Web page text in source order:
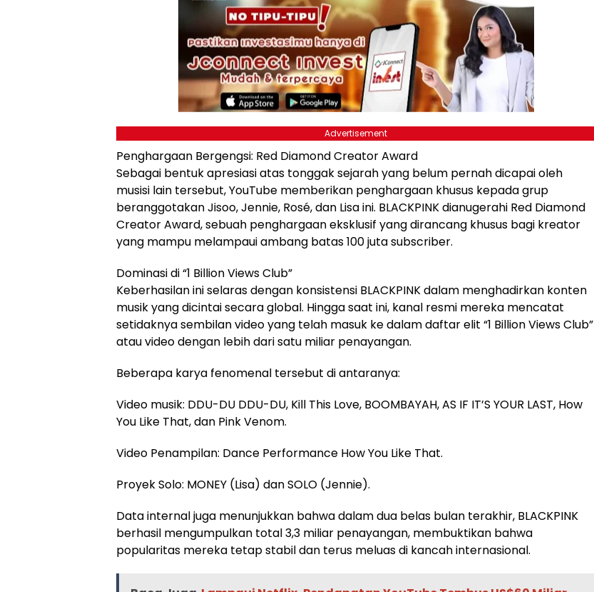
Advertisement
Penghargaan Bergengsi: Red Diamond Creator Award
Sebagai bentuk apresiasi atas tonggak sejarah yang belum pernah dicapai oleh
musisi lain tersebut, YouTube memberikan penghargaan khusus kepada grup
beranggotakan Jisoo, Jennie, Rosé, dan Lisa ini. BLACKPINK dianugerahi Red Diamond
Creator Award, sebuah penghargaan eksklusif yang dirancang khusus bagi kreator
yang mampu melampaui ambang batas 100 juta subscriber.
Dominasi di “1 Billion Views Club”
Keberhasilan ini selaras dengan konsistensi BLACKPINK dalam menghadirkan konten
musik yang dicintai secara global. Hingga saat ini, kanal resmi mereka mencatat
setidaknya sembilan video yang telah masuk ke dalam daftar elit “1 Billion Views Club”
atau video dengan lebih dari satu miliar penayangan.
Beberapa karya fenomenal tersebut di antaranya:
Video musik: DDU-DU DDU-DU, Kill This Love, BOOMBAYAH, AS IF IT’S YOUR LAST, How
You Like That, dan Pink Venom.
Video Penampilan: Dance Performance How You Like That.
Proyek Solo: MONEY (Lisa) dan SOLO (Jennie).
Data internal juga menunjukkan bahwa dalam dua belas bulan terakhir, BLACKPINK
berhasil mengumpulkan total 3,3 miliar penayangan, membuktikan bahwa
popularitas mereka tetap stabil dan terus meluas di kancah internasional.